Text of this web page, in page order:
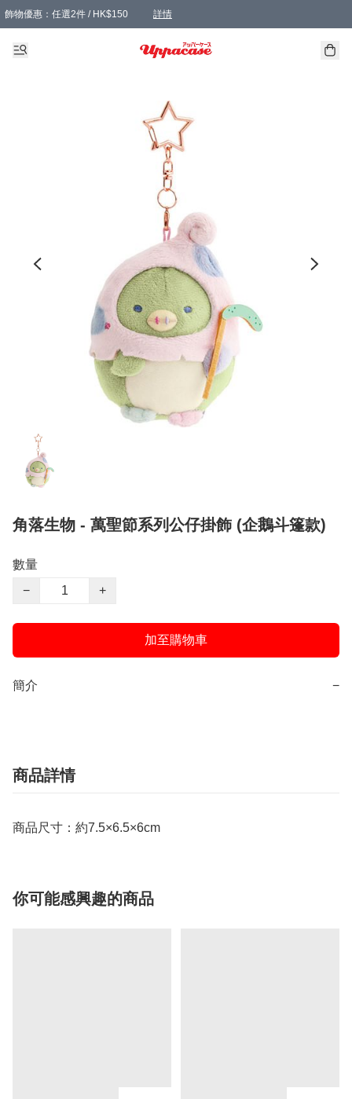
飾物優惠：任選2件 / HK$150 詳情
髮飾優惠：任選2件 / HK$100 詳情
精選襪子優惠：任選3對 / HK$115 詳情
滿額免運：本地訂單滿港幣350元可享免運費優惠
角落生物 - 萬聖節系列公仔掛飾 (企鵝斗篷款)
數量
−
+
加至購物車
簡介 −
商品詳情
商品尺寸：約7.5×6.5×6cm
你可能感興趣的商品